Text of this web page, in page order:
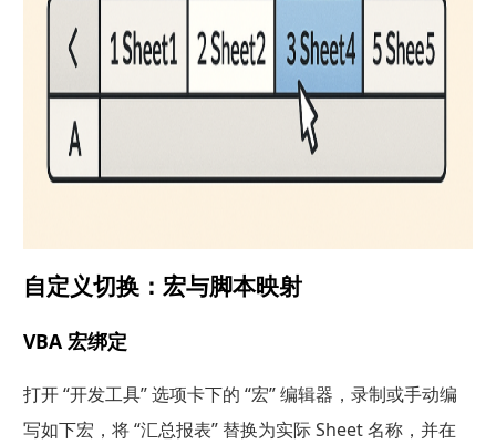
自定义切换：宏与脚本映射
VBA 宏绑定
打开 “开发工具” 选项卡下的 “宏” 编辑器，录制或手动编
写如下宏，将 “汇总报表” 替换为实际 Sheet 名称，并在